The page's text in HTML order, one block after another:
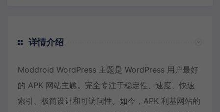
详情介绍
Moddroid WordPress 主题是 WordPress 用户最好
的 APK 网站主题。完全专注于稳定性、速度、快速
索引、极简设计和可访问性。如今，APK 利基网站的